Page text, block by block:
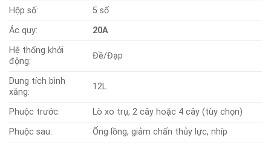
Hộp số:
5 số
Ác quy:
20A
Hệ thống khởi
động:
Đề/Đạp
Dung tích bình
xăng:
12L
Phuộc trước:
Lò xo trụ, 2 cây hoặc 4 cây (tùy chọn)
Phuộc sau:
Ống lồng, giảm chấn thủy lực, nhíp